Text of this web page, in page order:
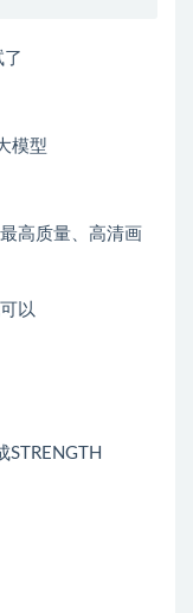
模型
高质量、高清画
以